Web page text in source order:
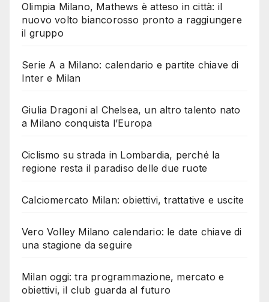
Olimpia Milano, Mathews è atteso in città: il
nuovo volto biancorosso pronto a raggiungere
il gruppo
Serie A a Milano: calendario e partite chiave di
Inter e Milan
Giulia Dragoni al Chelsea, un altro talento nato
a Milano conquista l’Europa
Ciclismo su strada in Lombardia, perché la
regione resta il paradiso delle due ruote
Calciomercato Milan: obiettivi, trattative e uscite
Vero Volley Milano calendario: le date chiave di
una stagione da seguire
Milan oggi: tra programmazione, mercato e
obiettivi, il club guarda al futuro